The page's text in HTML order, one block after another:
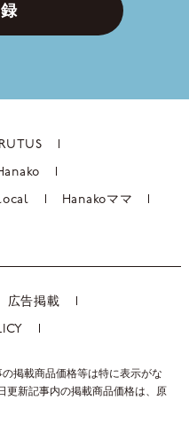
Hanakoママ
広告掲載
掲載商品価格等は特に表示がな
新記事内の掲載商品価格は、 原